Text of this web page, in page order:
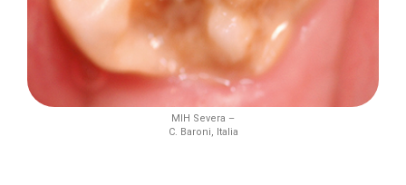
MIH Severa –
C. Baroni, Italia